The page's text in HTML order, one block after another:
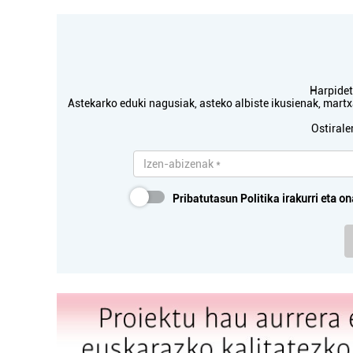
Astekarko eduki nagusiak, asteko albiste ikusienak,
Pribatutasun Politika irakurri eta